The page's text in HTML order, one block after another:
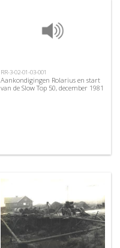
RR-3-02-01-03-001
Aankondigingen Rolarius en start
van de Slow Top 50, december 1981